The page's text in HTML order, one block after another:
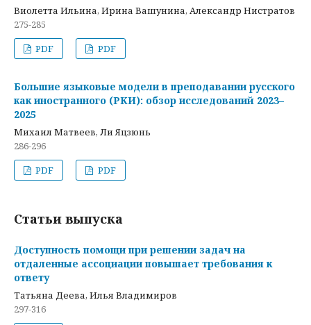
Виолетта Ильина, Ирина Вашунина, Александр Нистратов
275-285
PDF
PDF
Большие языковые модели в преподавании русского
как иностранного (РКИ): обзор исследований 2023–
2025
Михаил Матвеев, Ли Яцзюнь
286-296
PDF
PDF
Статьи выпуска
Доступность помощи при решении задач на
отдаленные ассоциации повышает требования к
ответу
Татьяна Деева, Илья Владимиров
297-316